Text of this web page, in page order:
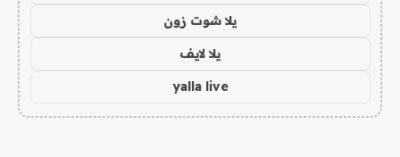
يلا شوت زون
يلا لايف
yalla live